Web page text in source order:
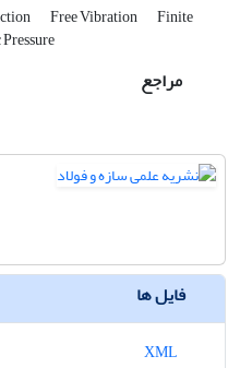
Free Vibration Finite
مراجع
فایل ها